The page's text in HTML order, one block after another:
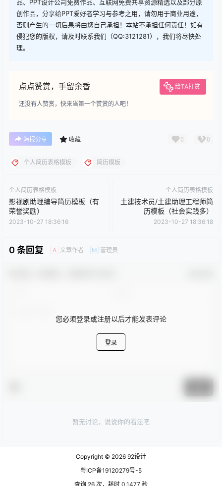
品、PPT设计公司免费作品、互联网免费共享资源精选以及部分原
创作品，分享给PPT爱好者学习与参考之用，请勿用于商业用途，
否则产生的一切后果将由您自己承担！本站不承担任何责任！如有
侵犯您的版权，请及时联系我们（QQ:3121281），我们将尽快处
理。
点点赞赏，手留余香 给TA打赏
还没有人赞赏，快来当第一个赞赏的人吧！
海报分享 收藏 0 0
个人简历表格模板 简历模板
个人简历表格模板
影视剧助理编导简历模板（有
荣誉奖励）
2023-10-27 18:36:16
个人简历表格模板
土建技术员/土建助理工程师简
历模板（社会实践多）
2023-10-27 18:36:18
0 条回复 A 文章作者 M 管理员
您必须登录或注册以后才能发表评论
登录
暂无讨论，说说你的看法吧
Copyright © 2026 92设计
粤ICP备19120279号-5
查询 26 次，耗时 0.1477 秒